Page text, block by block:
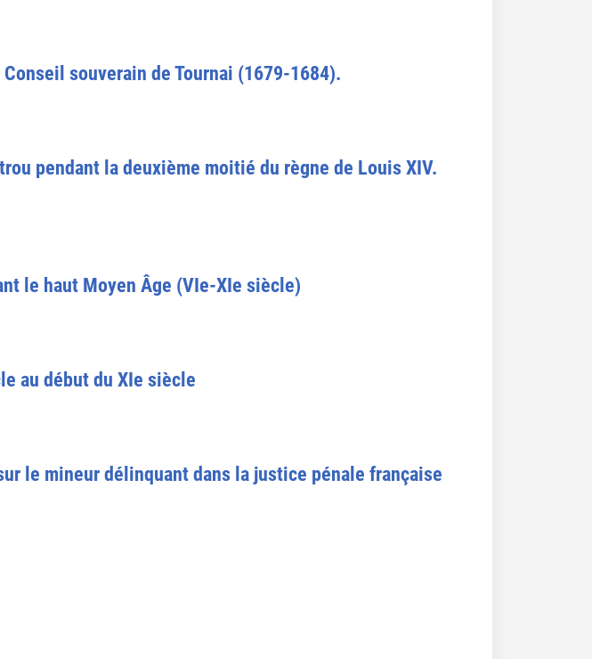
souverain de Tournai (1679-1684).
pendant la deuxième moitié du règne de Louis XIV.
le haut Moyen Âge (VIe-XIe siècle)
au début du XIe siècle
le mineur délinquant dans la justice pénale française